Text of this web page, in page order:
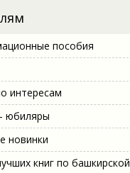
пособия
интересам
юбиляры
новинки
книг по башкирской